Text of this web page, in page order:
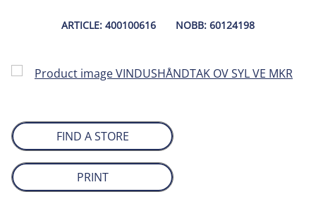
ARTICLE: 400100616 NOBB: 60124198
FIND A STORE
PRINT